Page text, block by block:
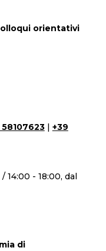
orientativi
| +39
14:00 - 18:00, dal
di